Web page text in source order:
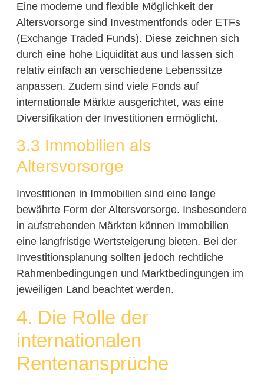
Eine moderne und flexible Möglichkeit der
Altersvorsorge sind Investmentfonds oder ETFs
(Exchange Traded Funds). Diese zeichnen sich
durch eine hohe Liquidität aus und lassen sich
relativ einfach an verschiedene Lebenssitze
anpassen. Zudem sind viele Fonds auf
internationale Märkte ausgerichtet, was eine
Diversifikation der Investitionen ermöglicht.
3.3 Immobilien als
Altersvorsorge
Investitionen in Immobilien sind eine lange
bewährte Form der Altersvorsorge. Insbesondere
in aufstrebenden Märkten können Immobilien
eine langfristige Wertsteigerung bieten. Bei der
Investitionsplanung sollten jedoch rechtliche
Rahmenbedingungen und Marktbedingungen im
jeweiligen Land beachtet werden.
4. Die Rolle der
internationalen
Rentenansprüche